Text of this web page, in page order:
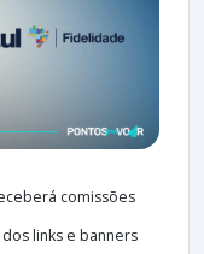
comissões
links e banners